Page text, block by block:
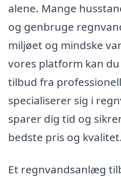
alene. Mange
og genbruge
miljøet og mindske
vores platform kan
tilbud fra
specialiserer sig i
sparer dig tid og
bedste pris og kvalitet.
Et regnvandsanlæg